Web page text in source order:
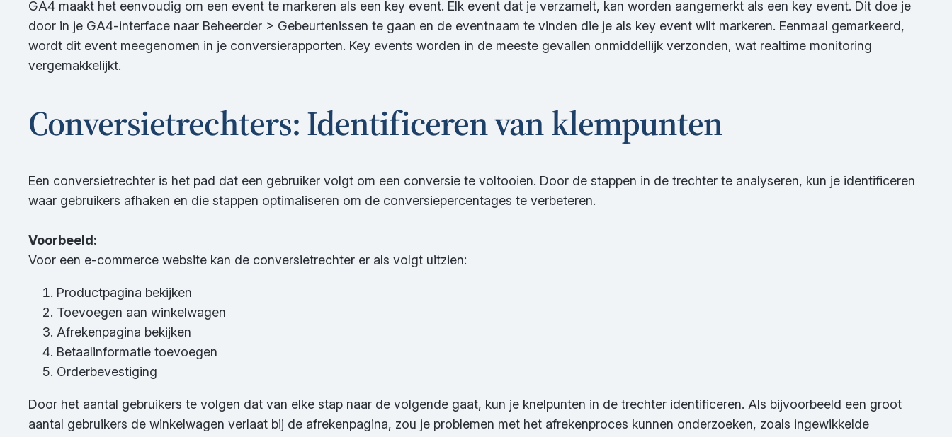
GA4 maakt het eenvoudig om een event te markeren als een key event. Elk event dat je verzamelt, kan worden aangemerkt als een key event. Dit doe je
door in je GA4-interface naar Beheerder > Gebeurtenissen te gaan en de eventnaam te vinden die je als key event wilt markeren. Eenmaal gemarkeerd,
wordt dit event meegenomen in je conversierapporten. Key events worden in de meeste gevallen onmiddellijk verzonden, wat realtime monitoring
vergemakkelijkt.
Conversietrechters: Identificeren van klempunten
Een conversietrechter is het pad dat een gebruiker volgt om een conversie te voltooien. Door de stappen in de trechter te analyseren, kun je identificeren
waar gebruikers afhaken en die stappen optimaliseren om de conversiepercentages te verbeteren.
Voorbeeld:
Voor een e-commerce website kan de conversietrechter er als volgt uitzien:
Productpagina bekijken
Toevoegen aan winkelwagen
Afrekenpagina bekijken
Betaalinformatie toevoegen
Orderbevestiging
Door het aantal gebruikers te volgen dat van elke stap naar de volgende gaat, kun je knelpunten in de trechter identificeren. Als bijvoorbeeld een groot
aantal gebruikers de winkelwagen verlaat bij de afrekenpagina, zou je problemen met het afrekenproces kunnen onderzoeken, zoals ingewikkelde